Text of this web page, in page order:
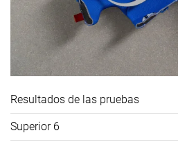
Resultados de las pruebas
Superior 6